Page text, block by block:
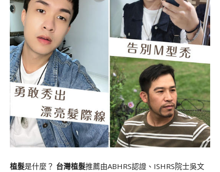
植髮是什麼？ 台灣植髮推薦由ABHRS認證、ISHRS院士吳文